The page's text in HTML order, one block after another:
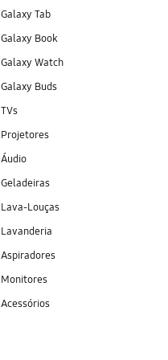
Galaxy Tab
Galaxy Book
Galaxy Watch
Galaxy Buds
TVs
Projetores
Áudio
Geladeiras
Lava-Louças
Lavanderia
Aspiradores
Monitores
Acessórios